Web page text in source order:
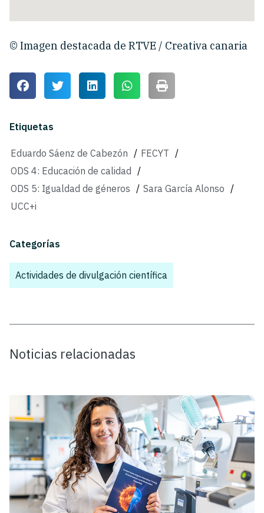
© Imagen destacada de RTVE / Creativa canaria
Etiquetas
Eduardo Sáenz de Cabezón / FECYT /
ODS 4: Educación de calidad /
ODS 5: Igualdad de géneros / Sara García Alonso /
UCC+i
Categorías
Actividades de divulgación científica
Noticias relacionadas